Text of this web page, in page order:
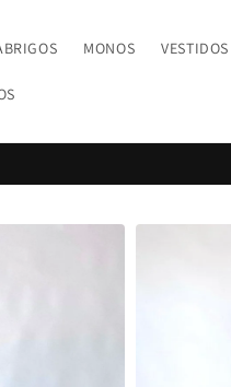
MONOS VESTIDOS